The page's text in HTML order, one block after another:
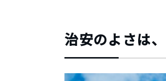
治安のよさは